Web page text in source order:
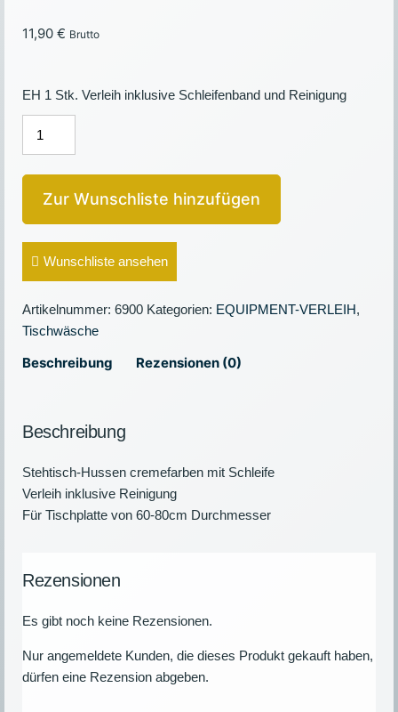
11,90 € Brutto
EH 1 Stk. Verleih inklusive Schleifenband und Reinigung
Zur Wunschliste hinzufügen
Wunschliste ansehen
Artikelnummer: 6900 Kategorien: EQUIPMENT-VERLEIH,
Tischwäsche
Beschreibung Rezensionen (0)
Beschreibung
Stehtisch-Hussen cremefarben mit Schleife
Verleih inklusive Reinigung
Für Tischplatte von 60-80cm Durchmesser
Rezensionen
Es gibt noch keine Rezensionen.
Nur angemeldete Kunden, die dieses Produkt gekauft haben,
dürfen eine Rezension abgeben.